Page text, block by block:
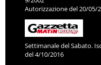
Autorizzazione del 20/05/
Settimanale del Sabato.
del 4/10/2016